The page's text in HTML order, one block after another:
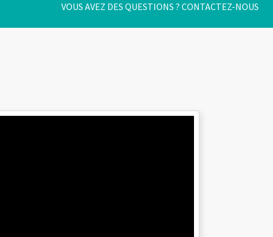
VOUS AVEZ DES QUESTIONS ? CONTACTEZ-NOUS